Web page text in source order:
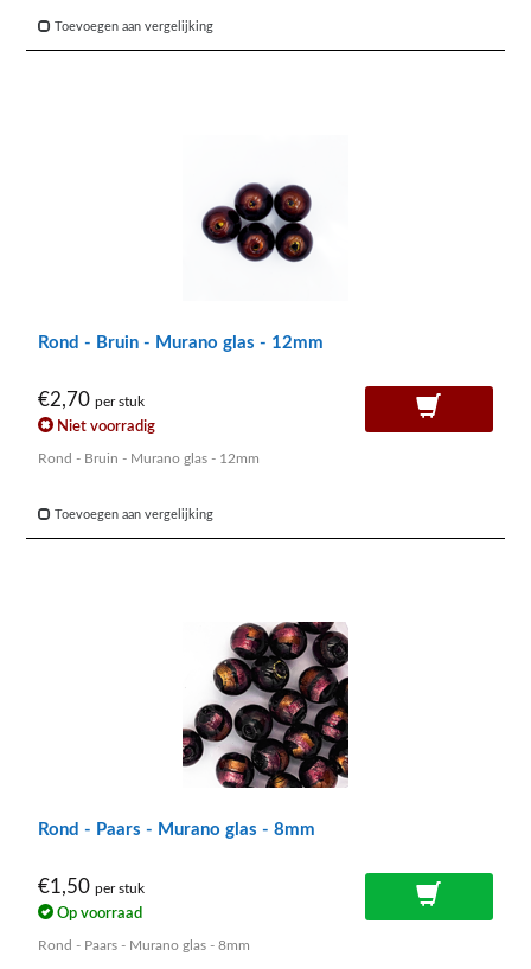
Toevoegen aan vergelijking
Rond - Bruin - Murano glas - 12mm
€2,70 per stuk
Niet voorradig
Rond - Bruin - Murano glas - 12mm
Toevoegen aan vergelijking
Rond - Paars - Murano glas - 8mm
€1,50 per stuk
Op voorraad
Rond - Paars - Murano glas - 8mm